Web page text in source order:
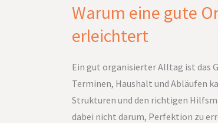
Warum eine gute
erleichtert
Ein gut organisierter Alltag ist das
Terminen, Haushalt und Abläufen
Strukturen und den richtigen
dabei nicht darum, Perfektion zu